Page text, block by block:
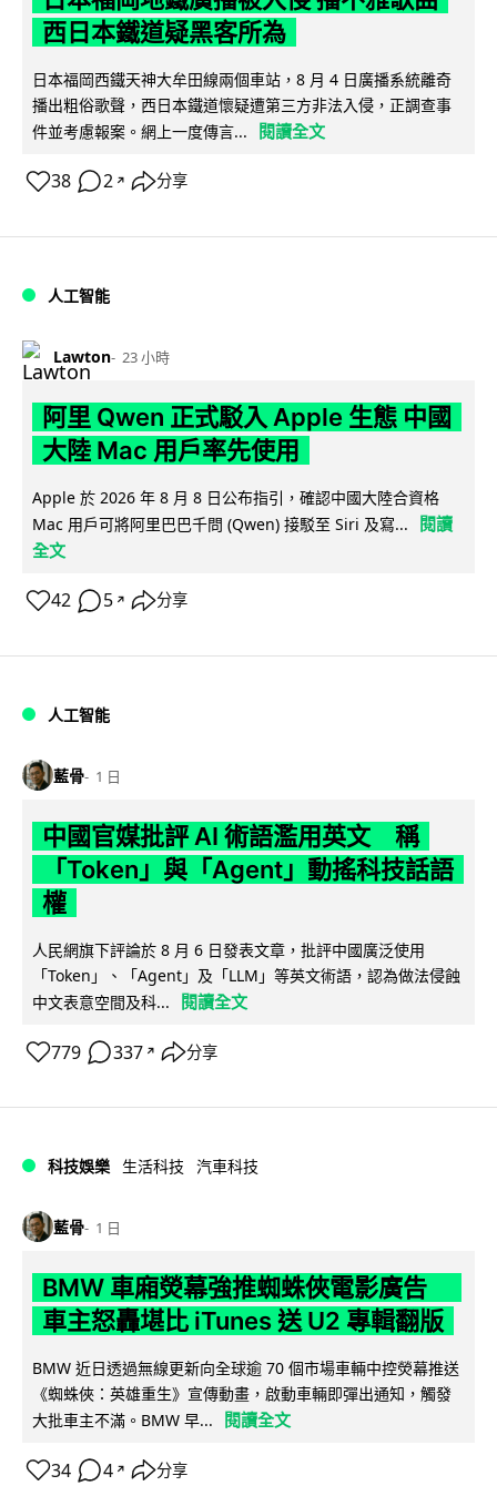
西日本鐵道疑黑客所為
日本福岡西鐵天神大牟田線兩個車站，8 月 4 日廣播系統離奇
播出粗俗歌聲，西日本鐵道懷疑遭第三方非法入侵，正調查事
件並考慮報案。網上一度傳言...
閱讀全文
38 2 ↗ 分享
人工智能
Lawton 23 小時
阿里 Qwen 正式駁入 Apple 生態 中國
大陸 Mac 用戶率先使用
Apple 於 2026 年 8 月 8 日公布指引，確認中國大陸合資格
Mac 用戶可將阿里巴巴千問 (Qwen) 接駁至 Siri 及寫...
閱讀
全文
42 5 ↗ 分享
人工智能
藍骨 1 日
中國官媒批評 AI 術語濫用英文 稱
「Token」與「Agent」動搖科技話語
權
人民網旗下評論於 8 月 6 日發表文章，批評中國廣泛使用
「Token」、「Agent」及「LLM」等英文術語，認為做法侵蝕
中文表意空間及科...
閱讀全文
779 337 ↗ 分享
科技娛樂 生活科技 汽車科技
藍骨 1 日
BMW 車廂熒幕強推蜘蛛俠電影廣告
車主怒轟堪比 iTunes 送 U2 專輯翻版
BMW 近日透過無線更新向全球逾 70 個市場車輛中控熒幕推送
《蜘蛛俠：英雄重生》宣傳動畫，啟動車輛即彈出通知，觸發
大批車主不滿。BMW 早...
閱讀全文
34 4 ↗ 分享